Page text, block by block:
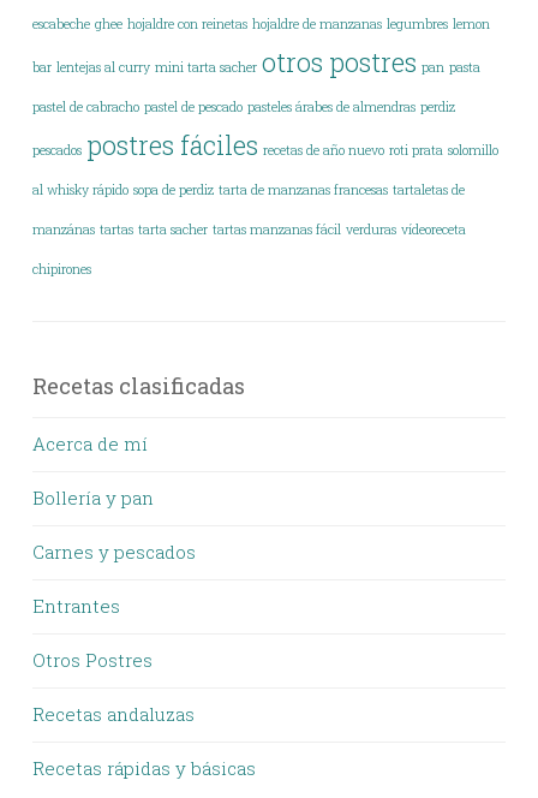
escabeche ghee hojaldre con reinetas hojaldre de manzanas legumbres lemon
bar lentejas al curry mini tarta sacher otros postres pan pasta
pastel de cabracho pastel de pescado pasteles árabes de almendras perdiz
pescados postres fáciles recetas de año nuevo roti prata solomillo
al whisky rápido sopa de perdiz tarta de manzanas francesas tartaletas de
manzánas tartas tarta sacher tartas manzanas fácil verduras vídeoreceta
chipirones
Recetas clasificadas
Acerca de mí
Bollería y pan
Carnes y pescados
Entrantes
Otros Postres
Recetas andaluzas
Recetas rápidas y básicas